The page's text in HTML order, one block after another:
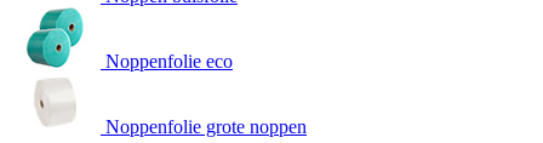
Noppenfolie eco
Noppenfolie grote noppen